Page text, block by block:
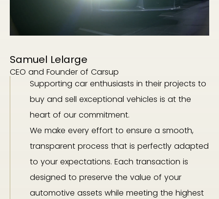
Samuel Lelarge
CEO and Founder of Carsup
Supporting car enthusiasts in their projects to
buy and sell exceptional vehicles is at the
heart of our commitment.
We make every effort to ensure a smooth,
transparent process that is perfectly adapted
to your expectations. Each transaction is
designed to preserve the value of your
automotive assets while meeting the highest